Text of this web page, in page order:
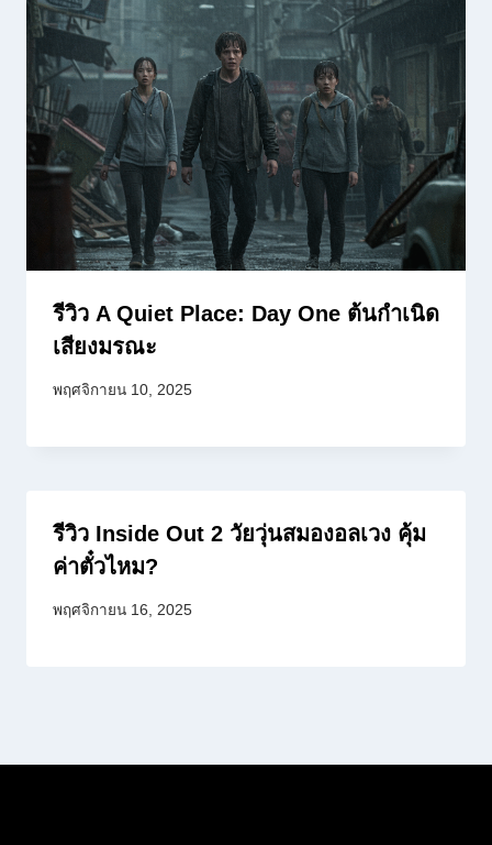
รีวิว A Quiet Place: Day One ต้นกำเนิด
เสียงมรณะ
พฤศจิกายน 10, 2025
รีวิว Inside Out 2 วัยวุ่นสมองอลเวง คุ้ม
ค่าตั๋วไหม?
พฤศจิกายน 16, 2025